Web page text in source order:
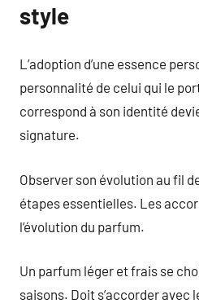
style
L’adoption d’une essence
personnalité de celui qui le
correspond à son identité
signature.
Observer son évolution au fil
étapes essentielles. Les
l’évolution du parfum.
Un parfum léger et frais se
saisons. Doit s’accorder avec